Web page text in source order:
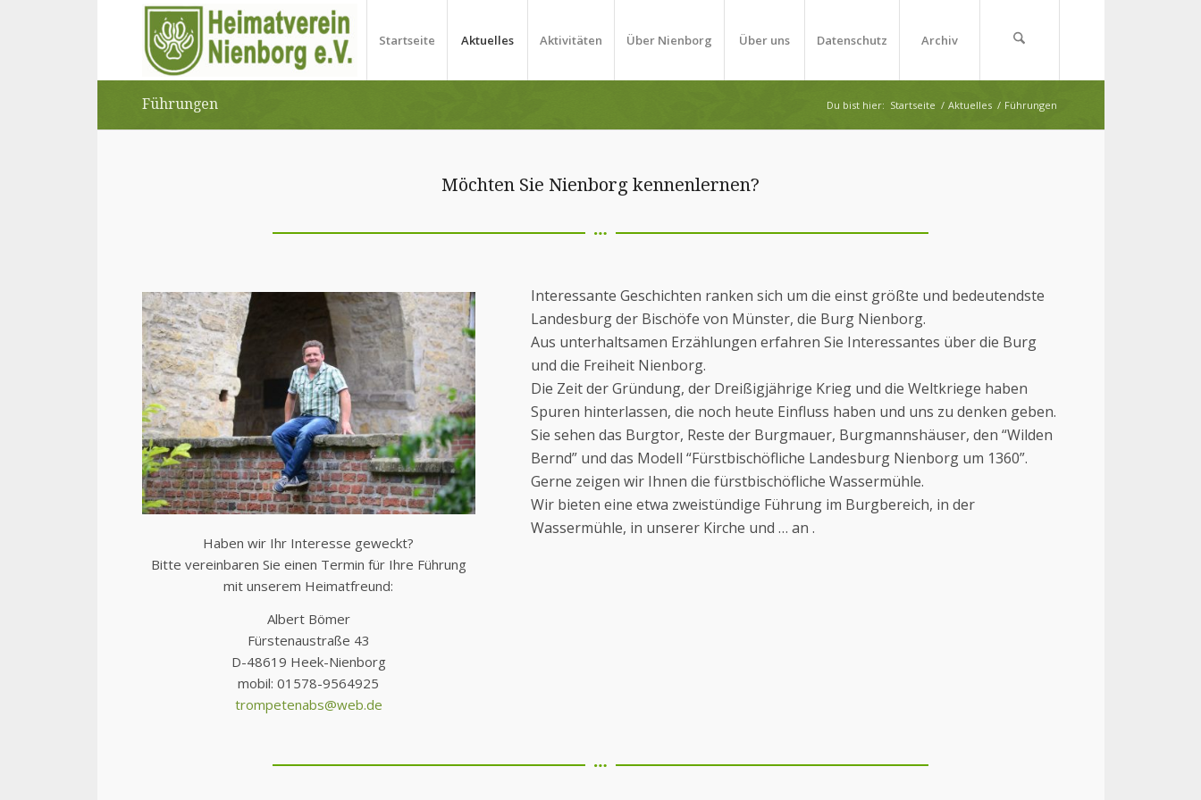
Startseite Aktuelles Aktivitäten Über Nienborg Über uns Datenschutz Archiv
Führungen Du bist hier: Startseite / Aktuelles / Führungen
Möchten Sie Nienborg kennenlernen?
Haben wir Ihr Interesse geweckt?
Bitte vereinbaren Sie einen Termin für Ihre Führung
mit unserem Heimatfreund:
Albert Bömer
Fürstenaustraße 43
D-48619 Heek-Nienborg
mobil: 01578-9564925
trompetenabs@web.de
Interessante Geschichten ranken sich um die einst größte und bedeutendste
Landesburg der Bischöfe von Münster, die Burg Nienborg.
Aus unterhaltsamen Erzählungen erfahren Sie Interessantes über die Burg
und die Freiheit Nienborg.
Die Zeit der Gründung, der Dreißigjährige Krieg und die Weltkriege haben
Spuren hinterlassen, die noch heute Einfluss haben und uns zu denken geben.
Sie sehen das Burgtor, Reste der Burgmauer, Burgmannshäuser, den “Wilden
Bernd” und das Modell “Fürstbischöfliche Landesburg Nienborg um 1360”.
Gerne zeigen wir Ihnen die fürstbischöfliche Wassermühle.
Wir bieten eine etwa zweistündige Führung im Burgbereich, in der
Wassermühle, in unserer Kirche und … an .